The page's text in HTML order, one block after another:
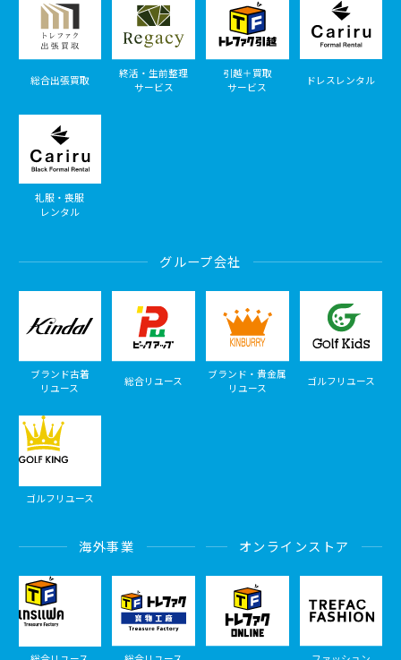
総合出張買取
終活・生前整理
サービス
引越＋買取
サービス
ドレスレンタル
礼服・喪服
レンタル
グループ会社
ブランド古着
リユース
総合リユース
ブランド・貴金属
リユース
ゴルフリユース
ゴルフリユース
海外事業 オンラインストア